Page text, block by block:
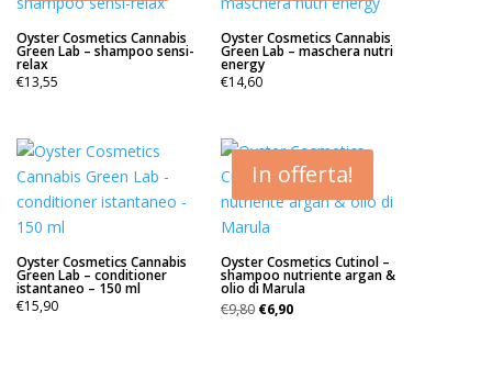
Oyster Cosmetics Cannabis
Green Lab – shampoo sensi-
relax
€13,55
Oyster Cosmetics Cannabis
Green Lab – maschera nutri
energy
€14,60
Oyster Cosmetics Cannabis
Green Lab – conditioner
istantaneo – 150 ml
€15,90
In offerta!
Oyster Cosmetics Cutinol –
shampoo nutriente argan &
olio di Marula
€9,80 Il
€6,90Il